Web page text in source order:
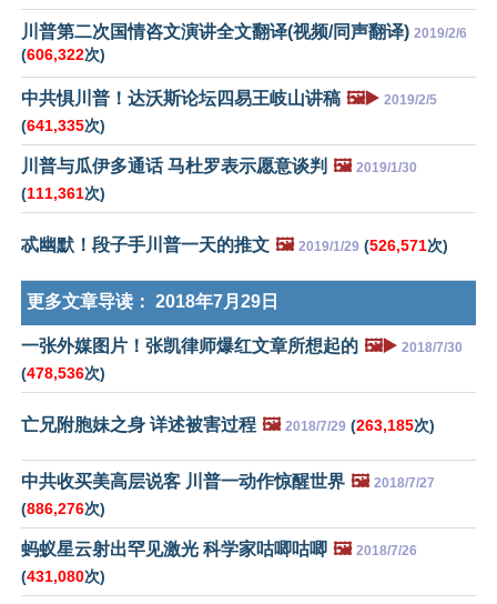
川普第二次国情咨文演讲全文翻译(视频/同声翻译) 2019/2/6
(606,322次)
中共惧川普！达沃斯论坛四易王岐山讲稿 🖼️▶️ 2019/2/5
(641,335次)
川普与瓜伊多通话 马杜罗表示愿意谈判 🖼️ 2019/1/30
(111,361次)
忒幽默！段子手川普一天的推文 🖼️ 2019/1/29 (526,571次)
更多文章导读： 2018年7月29日
一张外媒图片！张凯律师爆红文章所想起的 🖼️▶️ 2018/7/30
(478,536次)
亡兄附胞妹之身 详述被害过程 🖼️ 2018/7/29 (263,185次)
中共收买美高层说客 川普一动作惊醒世界 🖼️ 2018/7/27
(886,276次)
蚂蚁星云射出罕见激光 科学家咕唧咕唧 🖼️ 2018/7/26
(431,080次)